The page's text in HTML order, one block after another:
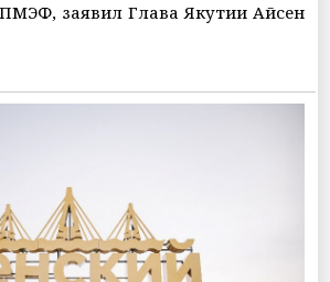
заявил Глава Якутии Айсен